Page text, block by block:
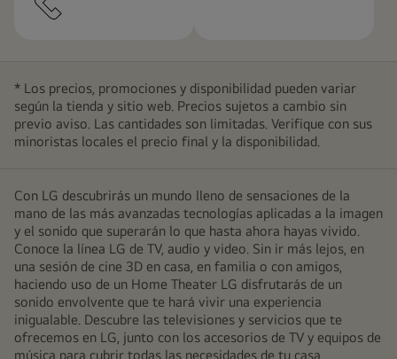
* Los precios, promociones y disponibilidad pueden variar
según la tienda y sitio web. Precios sujetos a cambio sin
previo aviso. Las cantidades son limitadas. Verifique con sus
minoristas locales el precio final y la disponibilidad.
Con LG descubrirás un mundo lleno de sensaciones de la
mano de las más avanzadas tecnologías aplicadas a la imagen
y el sonido que superarán lo que hasta ahora hayas vivido.
Conoce la línea LG de TV, audio y video. Sin ir más lejos, en
una sesión de cine 3D en casa, en familia o con amigos,
haciendo uso de un Home Theater LG disfrutarás de un
sonido envolvente que te hará vivir una experiencia
inigualable. Descubre las televisiones y servicios que te
ofrecemos en LG, junto con los accesorios de TV y equipos de
música para cubrir todas las necesidades de tu casa.